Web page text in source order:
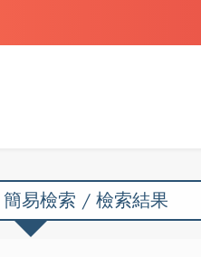
簡易檢索 / 檢索結果